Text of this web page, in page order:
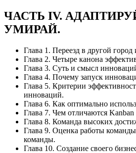
ЧАСТЬ IV.
УМИРАЙ.
Глава 1. Переезд в другой город
Глава 2. Четыре канона
Глава 3. Суть и смысл
Глава 4. Почему запуск
Глава 5. Критерии
инноваций.
Глава 6. Как оптимально
Глава 7. Чем отличаются Kanban
Глава 8. Команда высоких
Глава 9. Оценка работы
команды.
Глава 10. Создание своего